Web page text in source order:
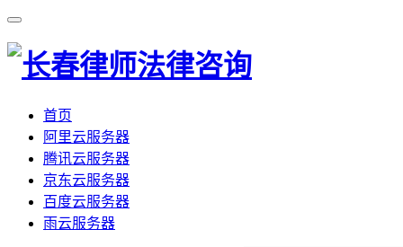
首页
阿里云服务器
腾讯云服务器
京东云服务器
百度云服务器
雨云服务器